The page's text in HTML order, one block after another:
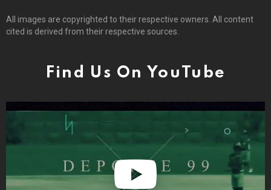
All images are copyrighted to their respective owners. All content
cited is derived from their respective sources.
Find Us On YouTube